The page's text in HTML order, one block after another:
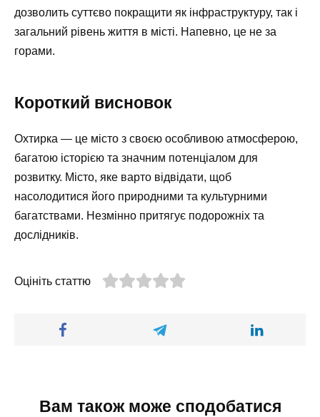
дозволить суттєво покращити як інфраструктуру, так і
загальний рівень життя в місті. Напевно, це не за
горами.
Короткий висновок
Охтирка — це місто з своєю особливою атмосферою,
багатою історією та значним потенціалом для
розвитку. Місто, яке варто відвідати, щоб
насолодитися його природними та культурними
багатствами. Незмінно притягує подорожніх та
дослідників.
Оцініть статтю
Вам також може сподобатися